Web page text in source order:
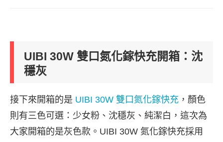
UIBI 30W 雙口氮化鎵快充開箱：沈
穩灰
接下來開箱的是 UIBI 30W 雙口氮化鎵快充 ，顏色
則有三色可選：少女粉、沈穩灰、純潔白，這次為
大家開箱的是灰色款。UIBI 30W 氮化鎵快充採用